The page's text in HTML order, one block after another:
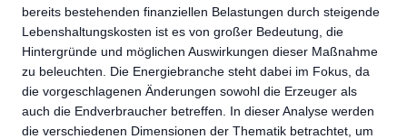
bereits bestehenden finanziellen Belastungen durch steigende
Lebenshaltungskosten ist es von großer Bedeutung, die
Hintergründe und möglichen Auswirkungen dieser Maßnahme
zu beleuchten. Die Energiebranche steht dabei im Fokus, da
die vorgeschlagenen Änderungen sowohl die Erzeuger als
auch die Endverbraucher betreffen. In dieser Analyse werden
die verschiedenen Dimensionen der Thematik betrachtet, um